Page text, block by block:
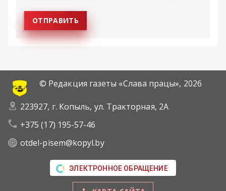
© Редакция газеты «Слава працы», 2026
223927, г. Копыль, ул. Тракторная, 2А
+375 (17) 195-57-46
otdel-pisem@kopyl.by
ЭЛЕКТРОННОЕ ОБРАЩЕНИЕ